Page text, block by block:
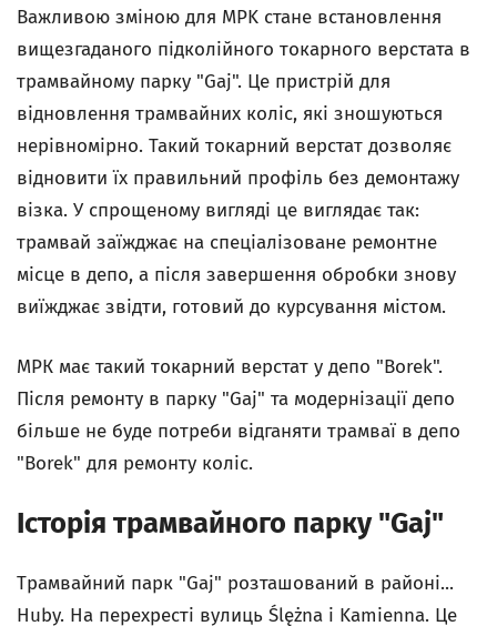
Важливою зміною для MPK стане встановлення
вищезгаданого підколійного токарного верстата в
трамвайному парку "Gaj". Це пристрій для
відновлення трамвайних коліс, які зношуються
нерівномірно. Такий токарний верстат дозволяє
відновити їх правильний профіль без демонтажу
візка. У спрощеному вигляді це виглядає так:
трамвай заїжджає на спеціалізоване ремонтне
місце в депо, а після завершення обробки знову
виїжджає звідти, готовий до курсування містом.
МРК має такий токарний верстат у депо "Borek".
Після ремонту в парку "Gaj" та модернізації депо
більше не буде потреби відганяти трамваї в депо
"Borek" для ремонту коліс.
Історія трамвайного парку "Gaj"
Трамвайний парк "Gaj" розташований в районі...
Huby. На перехресті вулиць Ślężna i Kamienna. Це